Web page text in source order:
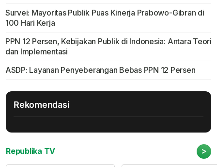
Survei: Mayoritas Publik Puas Kinerja Prabowo-Gibran di
100 Hari Kerja
PPN 12 Persen, Kebijakan Publik di Indonesia: Antara Teori
dan Implementasi
ASDP: Layanan Penyeberangan Bebas PPN 12 Persen
Rekomendasi
Republika TV >